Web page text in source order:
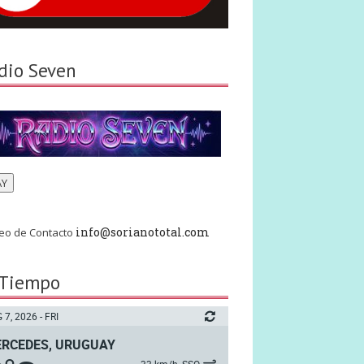
Seven
de Contacto info@sorianototal.com
7, 2026 - FRI
URUGUAY